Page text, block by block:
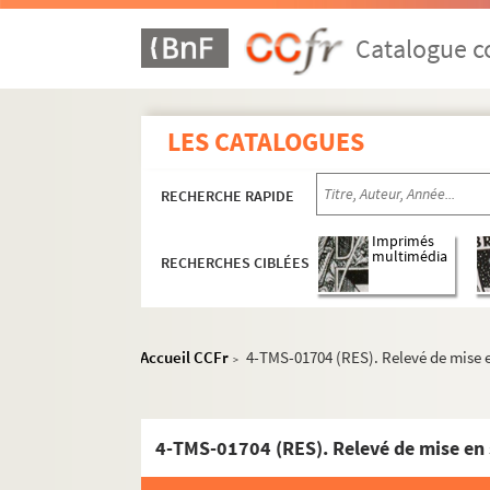
Catalogue
LES CATALOGUES
RECHERCHE RAPIDE
RECHERCHES CIBLÉES
Imprimés
multimédia
Accueil CCFr > 4-TMS-01704 (RES). Relevé de mise
4-TMS-01704 (RES). Relevé de mise en
Francis de Croisset. La livrée de M. le
Henri Chivot. Les locataires de M. Blondeau
Maurice Landay. La loi de pardon : pièce en
Henry Meilhac et Ludovic Halévy. Lolotte :
Alfred de Musset. Lorenzaccio : drame en 5
Maurice Devilliers. Loriot : comédie militaire
Casimir Delavigne. Louis XI : tragédie en 5
Arthur Bernède. La loupiotte : drame en 5
Marcel Aymé. Lucienne et le boucher : pièce
Victor Hugo. Lucrèce Borgia : drame en 3